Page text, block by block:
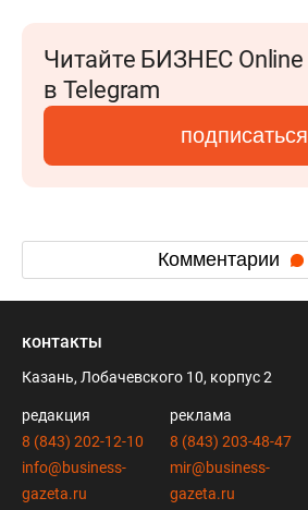
Читайте БИЗНЕС Online
в Telegram
подписаться
Комментарии
контакты
Казань, Лобачевского 10, корпус 2
редакция
8 (843) 202-12-10
info@business-
gazeta.ru
реклама
8 (843) 203-48-47
mir@business-
gazeta.ru